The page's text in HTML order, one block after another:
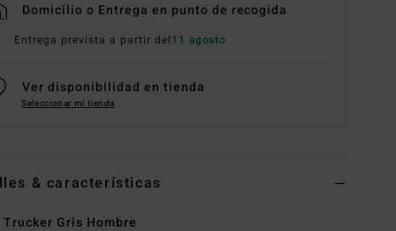
Domicilio o Entrega en punto de recogida
Entrega prevista a partir del11 agosto
Ver disponibilidad en tienda
Seleccionar mi tienda
& características
Trucker Gris Hombre